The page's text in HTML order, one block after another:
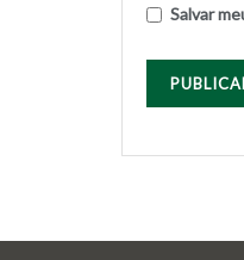
Salvar